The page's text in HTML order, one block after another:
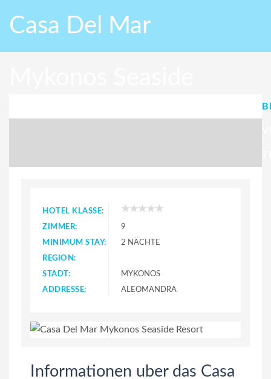
Casa Del Mar
HOTEL KLASSE:
ZIMMER:
9
MINIMUM STAY:
2 NÄCHTE
REGION:
STADT:
MYKONOS
ADDRESSE:
ALEOMANDRA
Informationen uber das Casa